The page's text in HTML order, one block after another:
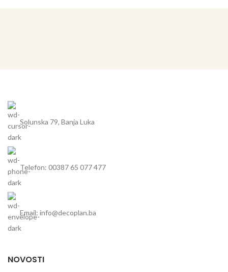
Solunska 79, Banja Luka
Telefon: 00387 65 077 477
Email: info@decoplan.ba
NOVOSTI